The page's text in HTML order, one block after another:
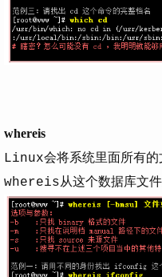
whereis
Linux会将系统里面所有的
whereis从这个数据库文